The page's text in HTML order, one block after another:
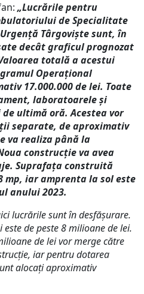
„Lucrările pentru
de Specialitate
Târgoviște sunt, în
decât graficul prognozat
totală a acestui
Operațional
17.000.000 de lei. Toate
laboratoarele și
ultimă oră. Acestea vor
separate, de aproximativ
va realiza până la
construcție va avea
Suprafața construită
mp, iar amprenta la sol este
anului 2023.
lucrările sunt în desfășurare.
de peste 8 milioane de lei.
de lei vor merge către
iar pentru dotarea
alocați aproximativ